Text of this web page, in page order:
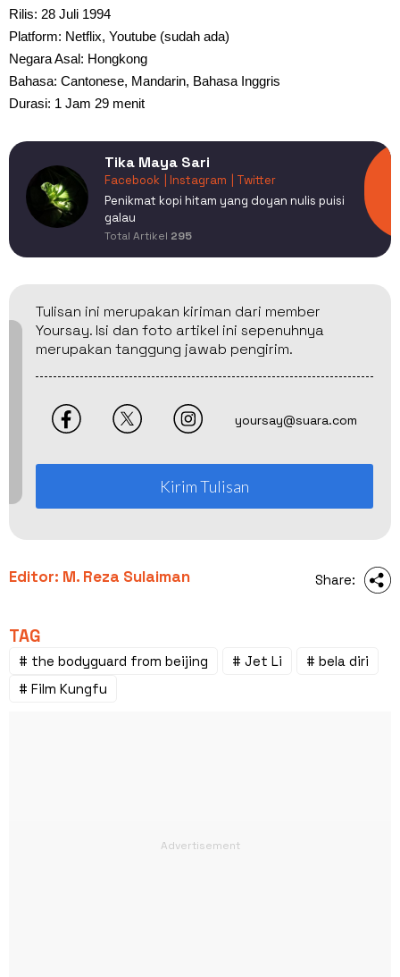
Rilis: 28 Juli 1994
Platform: Netflix, Youtube (sudah ada)
Negara Asal: Hongkong
Bahasa: Cantonese, Mandarin, Bahasa Inggris
Durasi: 1 Jam 29 menit
Tika Maya Sari
Facebook | Instagram
| Twitter
Penikmat kopi hitam yang doyan nulis puisi
galau
Total Artikel 295
Tulisan ini merupakan kiriman dari member
Yoursay. Isi dan foto artikel ini sepenuhnya
merupakan tanggung jawab pengirim.
yoursay@suara.com
Kirim Tulisan
Editor: M. Reza Sulaiman Share:
TAG
# the bodyguard from beijing # Jet Li
# bela diri
# Film Kungfu